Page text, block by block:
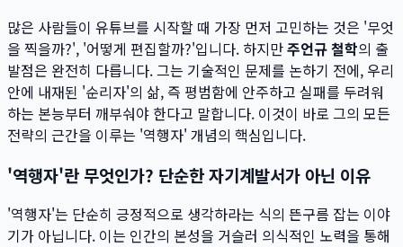
많은 사람들이 유튜브를 시작할 때 가장 먼저 고민하는 것은 '무엇
을 찍을까?', '어떻게 편집할까?'입니다. 하지만주언규 철학의 출
발점은 완전히 다릅니다. 그는 기술적인 문제를 논하기 전에, 우리
안에 내재된 '순리자'의 삶, 즉 평범함에 안주하고 실패를 두려워
하는 본능부터 깨부숴야 한다고 말합니다. 이것이 바로 그의 모든
전략의 근간을 이루는 '역행자' 개념의 핵심입니다.
'역행자'란 무엇인가? 단순한 자기계발서가 아닌 이유
'역행자'는 단순히 긍정적으로 생각하라는 식의 뜬구름 잡는 이야
기가 아닙니다. 이는 인간의 본성을 거슬러 의식적인 노력을 통해